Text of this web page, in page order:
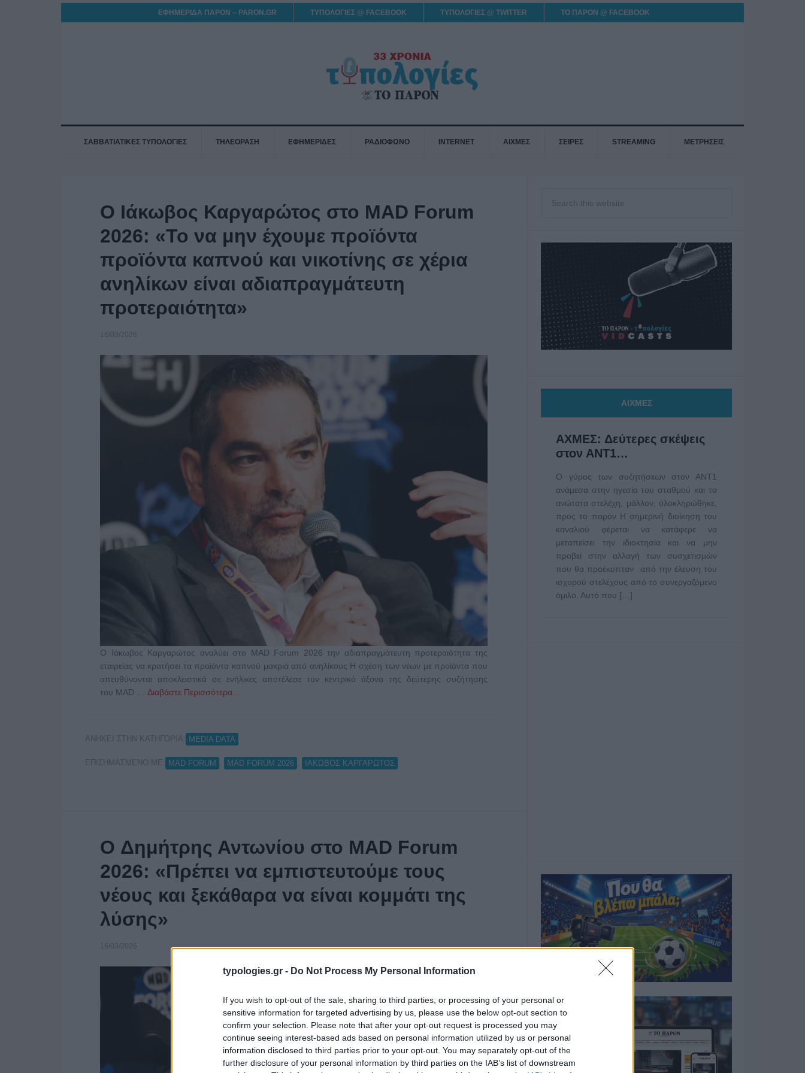
typologies.gr - Do Not Process My Personal Information
If you wish to opt-out of the sale, sharing to third parties, or processing of your personal or
sensitive information for targeted advertising by us, please use the below opt-out section to
confirm your selection. Please note that after your opt-out request is processed you may
continue seeing interest-based ads based on personal information utilized by us or personal
information disclosed to third parties prior to your opt-out. You may separately opt-out of the
further disclosure of your personal information by third parties on the IAB’s list of downstream
ΕΦΗΜΕΡΙΔΑ ΠΑΡΟΝ – PARON.GR ΤΥΠΟΛΟΓΙΕΣ @ FACEBOOK ΤΥΠΟΛΟΓΙΕΣ @ TWITTER ΤΟ ΠΑΡΟΝ @ FACEBOOK
ΣΑΒΒΑΤΙΑΤΙΚΕΣ ΤΥΠΟΛΟΓΙΕΣ ΤΗΛΕΟΡΑΣΗ ΕΦΗΜΕΡΙΔΕΣ ΡΑΔΙΟΦΩΝΟ INTERNET ΑΙΧΜΕΣ ΣΕΙΡΕΣ STREAMING ΜΕΤΡΗΣΕΙΣ
O Ιάκωβος Καργαρώτος στο MAD Forum
2026: «Το να μην έχουμε προϊόντα
προϊόντα καπνού και νικοτίνης σε χέρια
ανηλίκων είναι αδιαπραγμάτευτη
προτεραιότητα»
16/03/2026
Ο Ιάκωβος Καργαρώτος αναλύει στο MAD Forum 2026 την αδιαπραγμάτευτη προτεραιότητα της
εταιρείας να κρατήσει τα προϊόντα καπνού μακριά από ανηλίκους Η σχέση των νέων με προϊόντα που
απευθύνονται αποκλειστικά σε ενήλικες αποτέλεσε τον κεντρικό άξονα της δεύτερης συζήτησης
του MAD … Διαβάστε Περισσότερα...
ΑΝΗΚΕΙ ΣΤΗΝ ΚΑΤΗΓΟΡΙΑ: MEDIA DATA
ΕΠΙΣΗΜΑΣΜΕΝΟ ΜΕ: MAD FORUM MAD FORUM 2026 ΙΑΚΩΒΟΣ ΚΑΡΓΑΡΩΤΟΣ
O Δημήτρης Αντωνίου στο MAD Forum
2026: «Πρέπει να εμπιστευτούμε τους
νέους και ξεκάθαρα να είναι κομμάτι της
λύσης»
16/03/2026
ΑΙΧΜΕΣ
ΑΧΜΕΣ: Δεύτερες σκέψεις
στον ΑΝΤ1…
Ο γύρος των συζητήσεων στον ΑΝΤ1
ανάμεσα στην ηγεσία του σταθμού και τα
ανώτατα στελέχη, μάλλον, ολοκληρώθηκε,
προς το παρόν Η σημερινή διοίκηση του
καναλιού φέρεται να κατάφερε να
μεταπείσει την ιδιοκτησία και να μην
προβεί στην αλλαγή των συσχετισμών
που θα προέκυπταν από την έλευση του
ισχυρού στελέχους από το συνεργαζόμενο
όμιλο. Αυτό που […]